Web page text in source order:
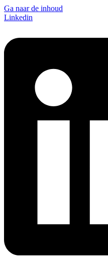
Ga naar de inhoud
Linkedin